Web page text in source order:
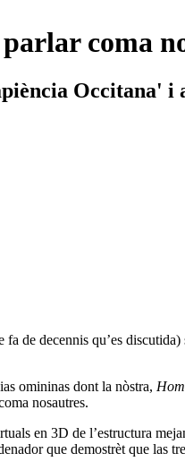
coma
Occitana' i
de decennis qu’es
omininas dont la nòstra,
nosautres.
en 3D de l’estructura
que demostrèt que las